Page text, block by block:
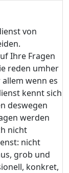
von
Ihre Fragen
reden umher
wenn es
kennt sich
deswegen
werden
nicht
nicht
grob und
konkret,